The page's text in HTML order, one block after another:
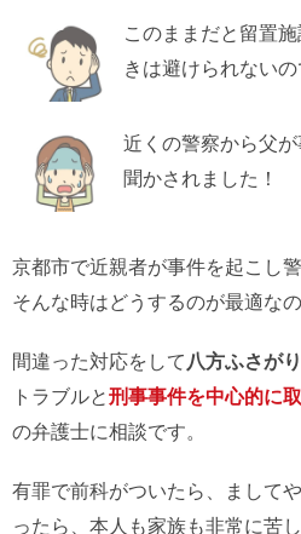
このままだと留置
きは避けられないの
近くの警察から父
聞かされました！
京都市で近親者が事件を起こし
そんな時はどうするのが最適な
間違った対応をして 八方ふさが
トラブルと刑事事件を中心的に
の弁護士に相談です。
有罪で前科がついたら、まして
ったら、本人も家族も非常に苦